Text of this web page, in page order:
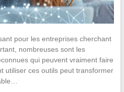
pour les entreprises cherchant
nombreuses sont les
qui peuvent vraiment faire
utiliser ces outils peut transformer